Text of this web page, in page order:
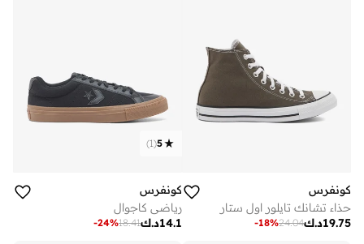
كونفرس
حذاء تشانك تايلور اول ستار
د.ك19.75
24.04
-18%
5
(
1
)
كونفرس
رياضي كاجوال
د.ك14.1
18.41
-24%